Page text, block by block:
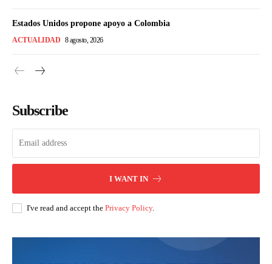
Estados Unidos propone apoyo a Colombia
ACTUALIDAD 8 agosto, 2026
Subscribe
I WANT IN
I've read and accept the Privacy Policy.